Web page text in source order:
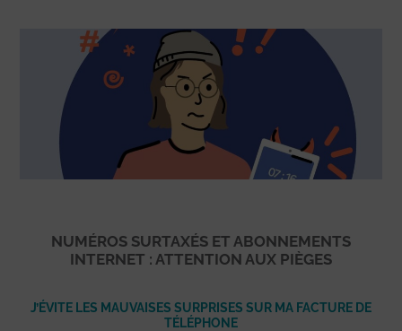
NUMÉROS SURTAXÉS ET ABONNEMENTS
INTERNET : ATTENTION AUX PIÈGES
J’ÉVITE LES MAUVAISES SURPRISES SUR MA FACTURE DE
TÉLÉPHONE